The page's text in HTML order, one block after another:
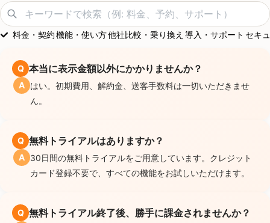
料金・契約機能・使い方他社比較・乗り換え 導入・サポート セキ
Q 本当に表示金額以外にかかりませんか？
A はい。初期費用、解約金、送客手数料は一切いただきませ
ん。
Q 無料トライアルはありますか？
A 30日間の無料トライアルをご用意しています。クレジット
カード登録不要で、すべての機能をお試しいただけます。
Q 無料トライアル終了後、勝手に課金されませんか？